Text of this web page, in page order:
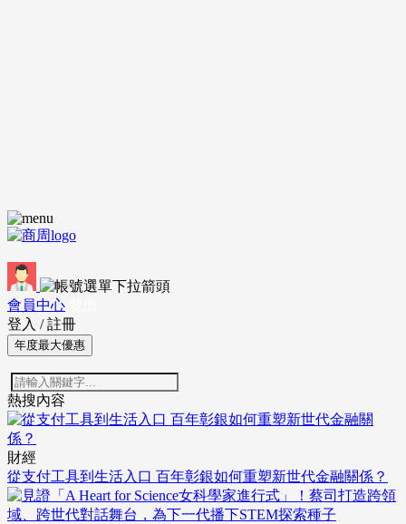
會員中心
登入 / 註冊
年度最大優惠
熱搜內容
財經
從支付工具到生活入口 百年彰銀如何重塑新世代金融關係？